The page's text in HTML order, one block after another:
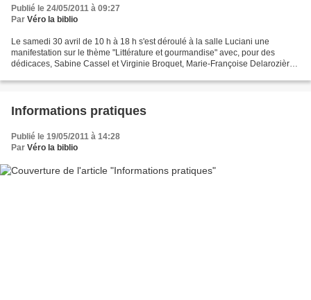
Publié le 24/05/2011 à 09:27
Par Véro la biblio
Le samedi 30 avril de 10 h à 18 h s'est déroulé à la salle Luciani une
manifestation sur le thème "Littérature et gourmandise" avec, pour des
dédicaces, Sabine Cassel et Virginie Broquet, Marie-Françoise Delarozière
Informations pratiques
Publié le 19/05/2011 à 14:28
Par Véro la biblio